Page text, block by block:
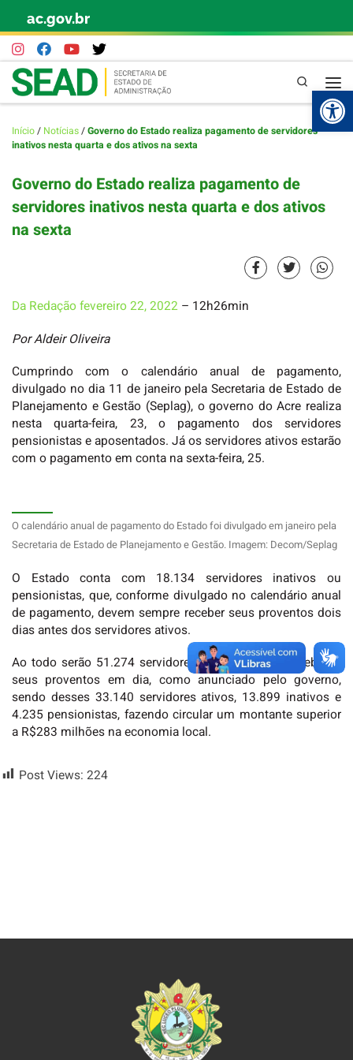
Skip to content
ac.gov.br
Pesquisa
Início/ Notícias/Governo do Estado realiza pagamento de servidores
inativos nesta quarta e dos ativos na sexta
Governo do Estado realiza pagamento de
servidores inativos nesta quarta e dos ativos
na sexta
Da Redaçãofevereiro 22, 2022 – 12h26min
Por Aldeir Oliveira
Cumprindo com o calendário anual de pagamento,
divulgado no dia 11 de janeiro pela Secretaria de Estado de
Planejamento e Gestão (Seplag), o governo do Acre realiza
nesta quarta-feira, 23, o pagamento dos servidores
pensionistas e aposentados. Já os servidores ativos estarão
com o pagamento em conta na sexta-feira, 25.
O calendário anual de pagamento do Estado foi divulgado em janeiro pela
Secretaria de Estado de Planejamento e Gestão. Imagem: Decom/Seplag
O Estado conta com 18.134 servidores inativos ou
pensionistas, que, conforme divulgado no calendário anual
de pagamento, devem sempre receber seus proventos dois
dias antes dos servidores ativos.
Ao todo serão 51.274 servidores do Estado que receberão
seus proventos em dia, como anunciado pelo governo,
sendo desses 33.140 servidores ativos, 13.899 inativos e
4.235 pensionistas, fazendo circular um montante superior
a R$283 milhões na economia local.
Post Views: 224